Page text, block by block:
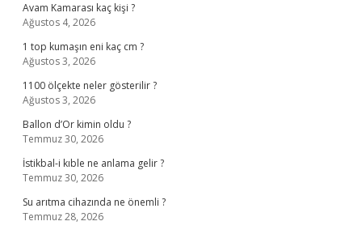
Avam Kamarası kaç kişi ?
Ağustos 4, 2026
1 top kumaşın eni kaç cm ?
Ağustos 3, 2026
1100 ölçekte neler gösterilir ?
Ağustos 3, 2026
Ballon d’Or kimin oldu ?
Temmuz 30, 2026
İstikbal-i kıble ne anlama gelir ?
Temmuz 30, 2026
Su arıtma cihazında ne önemli ?
Temmuz 28, 2026